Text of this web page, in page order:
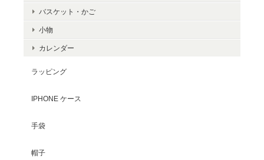
バスケット・かご
小物
カレンダー
ラッピング
IPHONE ケース
手袋
帽子